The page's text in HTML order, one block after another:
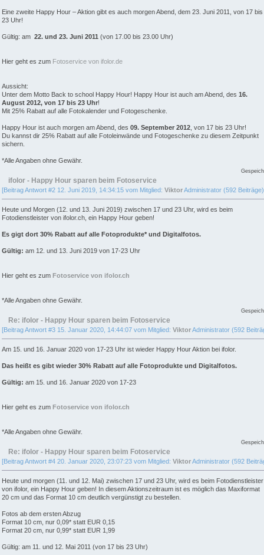
Eine zweite Happy Hour – Aktion gibt es auch morgen Abend, dem 23. Juni 2011, von 17 bis
23 Uhr!
Gültig: am 22. und 23. Juni 2011 (von 17.00 bis 23.00 Uhr)
Hier geht es zum Fotoservice von ifolor.de
Aussicht:
Unter dem Motto Back to school Happy Hour! Happy Hour ist auch am Abend, des 16.
August 2012, von 17 bis 23 Uhr!
Mit 25% Rabatt auf alle Fotokalender und Fotogeschenke.
Happy Hour ist auch morgen am Abend, des 09. September 2012 , von 17 bis 23 Uhr!
Du kannst dir 25% Rabatt auf alle Fotoleinwände und Fotogeschenke zu diesem Zeitpunkt
sichern.
*Alle Angaben ohne Gewähr.
ifolor - Happy Hour sparen beim Fotoservice
[Beitrag Antwort #2 12. Juni 2019, 14:34:15 vom Mitglied: ViktorAdministrator (592
Heute und Morgen (12. und 13. Juni 2019) zwischen 17 und 23 Uhr, wird es beim
Fotodienstleister von ifolor.ch, ein Happy Hour geben!
Es gigt dort 30% Rabatt auf alle Fotoprodukte* und Digitalfotos.
Gültig: am 12. und 13. Juni 2019 von 17-23 Uhr
Hier geht es zum Fotoservice von ifolor.ch
*Alle Angaben ohne Gewähr.
Re: ifolor - Happy Hour sparen beim Fotoservice
[Beitrag Antwort #3 15. Januar 2020, 14:44:07 vom Mitglied: ViktorAdministrator (592
Am 15. und 16. Januar 2020 von 17-23 Uhr ist wieder Happy Hour Aktion bei ifolor.
Das heißt es gibt wieder 30% Rabatt auf alle Fotoprodukte und Digitalfotos.
Gültig: am 15. und 16. Januar 2020 von 17-23
Hier geht es zum Fotoservice von ifolor.ch
*Alle Angaben ohne Gewähr.
Re: ifolor - Happy Hour sparen beim Fotoservice
[Beitrag Antwort #4 20. Januar 2020, 23:07:23 vom Mitglied: ViktorAdministrator (592
Heute und morgen (11. und 12. Mai) zwischen 17 und 23 Uhr, wird es beim Fotodienstleister
von ifolor, ein Happy Hour geben! In diesem Aktionszeitraum ist es möglich das Maxiformat
20 cm und das Format 10 cm deutlich vergünstigt zu bestellen.
Fotos ab dem ersten Abzug
Format 10 cm, nur 0,09* statt EUR 0,15
Format 20 cm, nur 0,99* statt EUR 1,99
Gültig: am 11. und 12. Mai 2011 (von 17 bis 23 Uhr)